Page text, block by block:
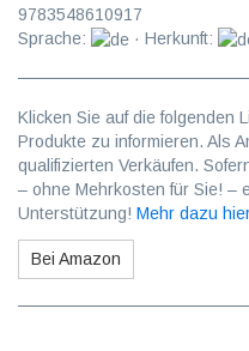
9783548610917
Sprache:
· Herkunft:
Klicken Sie auf die folgenden
Produkte zu informieren. Als
qualifizierten Verkäufen.
– ohne Mehrkosten für Sie! –
Unterstützung! Mehr dazu hier
Bei Amazon